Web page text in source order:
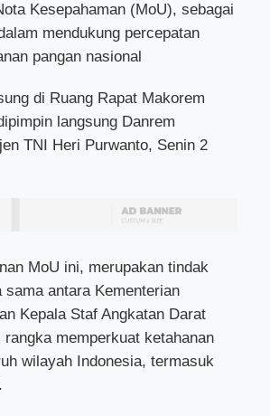
Kesepahaman (MoU), sebagai
mendukung percepatan
pangan nasional
di Ruang Rapat Makorem
langsung Danrem
TNI Heri Purwanto, Senin 2
MoU ini, merupakan tindak
sama antara Kementerian
Kepala Staf Angkatan Darat
rangka memperkuat ketahanan
wilayah Indonesia, termasuk